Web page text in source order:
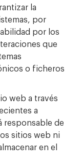
la
por
por los
que
o ficheros
web a través
a
responsable de
sitios web ni
en el